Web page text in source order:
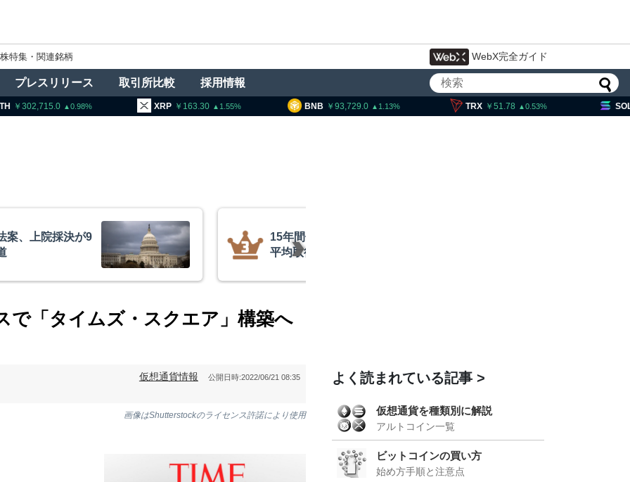
株特集・関連銘柄 WebX完全ガイド
プレスリリース 取引所比較 採用情報
0.98 XRP 163.30 1.55 BNB 93,729.0 1.13 TRX 51.78 0.53 SOL
案、上院採決が9
15年間休眠のビットコインが移動、
平均取得単価は約10ドル
で「タイムズ・スクエア」構築へ
仮想通貨情報 公開日時:2022/06/21 08:35
画像はShutterstockのライセンス許諾により使用
よく読まれている記事
仮想通貨を種類別に解説
アルトコイン一覧
ビットコインの買い方
始め方手順と注意点